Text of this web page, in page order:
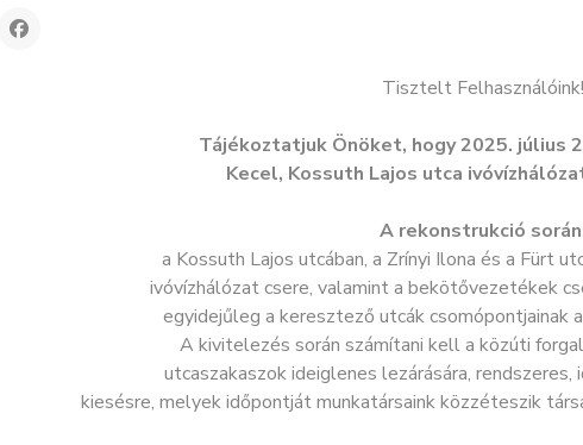
Tisztelt Felhasználóink!
Tájékoztatjuk Önöket, hogy 2025. július
Kecel, Kossuth Lajos utca
A rekonstrukció
a Kossuth Lajos utcában, a Zrínyi Ilona és a Fürt
ivóvízhálózat csere, valamint a bekötővezetékek
egyidejűleg a keresztező utcák csomópontjainak
A kivitelezés során számítani kell a közúti
utcaszakaszok ideiglenes lezárására,
kiesésre, melyek időpontját munkatársaink közzéteszik